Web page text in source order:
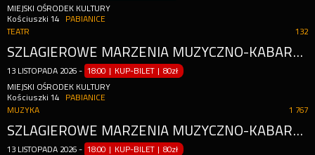
MIEJSKI OŚRODEK KULTURY
Kościuszki 14
PABIANICE
132
TEATR
SZLAGIEROWE MARZENIA MUZYCZNO-KABARETOWE SHOW
13 LISTOPADA 2026 - 18:00 | KUP-BILET |80zł
MIEJSKI OŚRODEK KULTURY
Kościuszki 14
PABIANICE
1 767
MUZYKA
SZLAGIEROWE MARZENIA MUZYCZNO-KABARETOWE SHOW
13 LISTOPADA 2026 - 18:00 | KUP-BILET |80zł